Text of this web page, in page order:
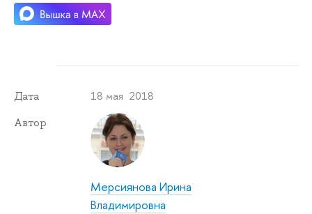
Дата 18 мая 2018
Автор
Мерсиянова Ирина
Владимировна